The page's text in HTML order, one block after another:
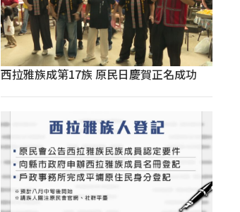
西拉雅族成第17族 原民日慶賀正名成功